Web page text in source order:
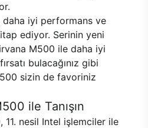
daha iyi performans ve
ediyor. Serinin yeni
M500 ile daha iyi
bulacağınız gibi
sizin de favoriniz
ile Tanışın
11. nesil Intel işlemciler ile